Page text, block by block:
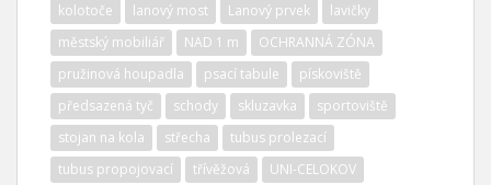
kolotoče
lanový most Lanový prvek
lavičky
městský mobiliář
NAD 1 m
OCHRANNÁ ZÓNA
pružinová houpadla
psací tabule
pískoviště
předsazená tyč
schody skluzavka
sportoviště
stojan na kola
střecha
tubus prolezací
tubus propojovací
třívěžová UNI-CELOKOV